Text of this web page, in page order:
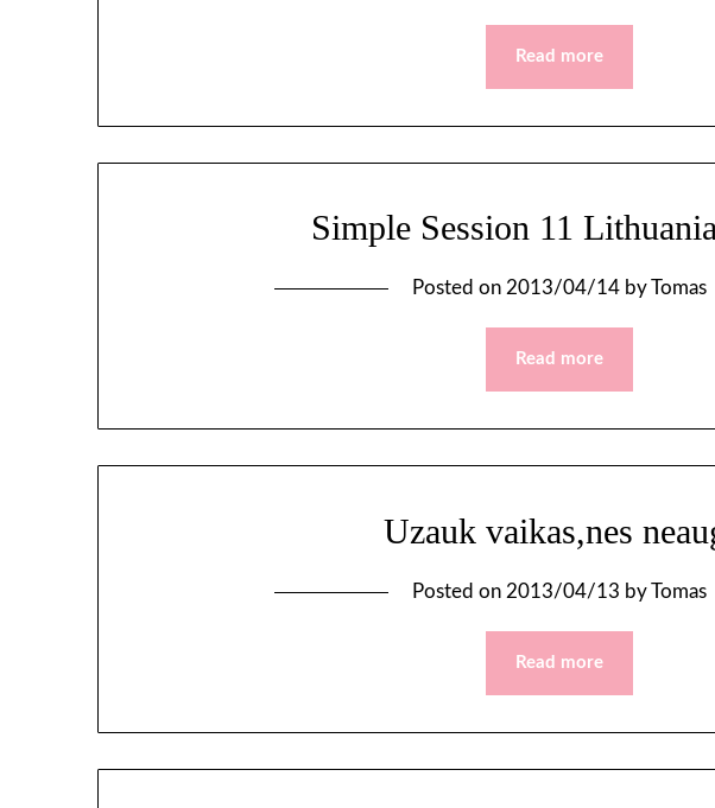
Read more
Simple Session 11
Posted on 2013/04/14 byTomas
Read more
Uzauk vaikas,nes
Posted on 2013/04/13 byTomas
Read more